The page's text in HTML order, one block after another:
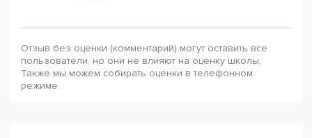
Отзыв без оценки (комментарий) могут оставить все
пользователи, но они не влияют на оценку школы,
Также мы можем собирать оценки в телефонном
режиме